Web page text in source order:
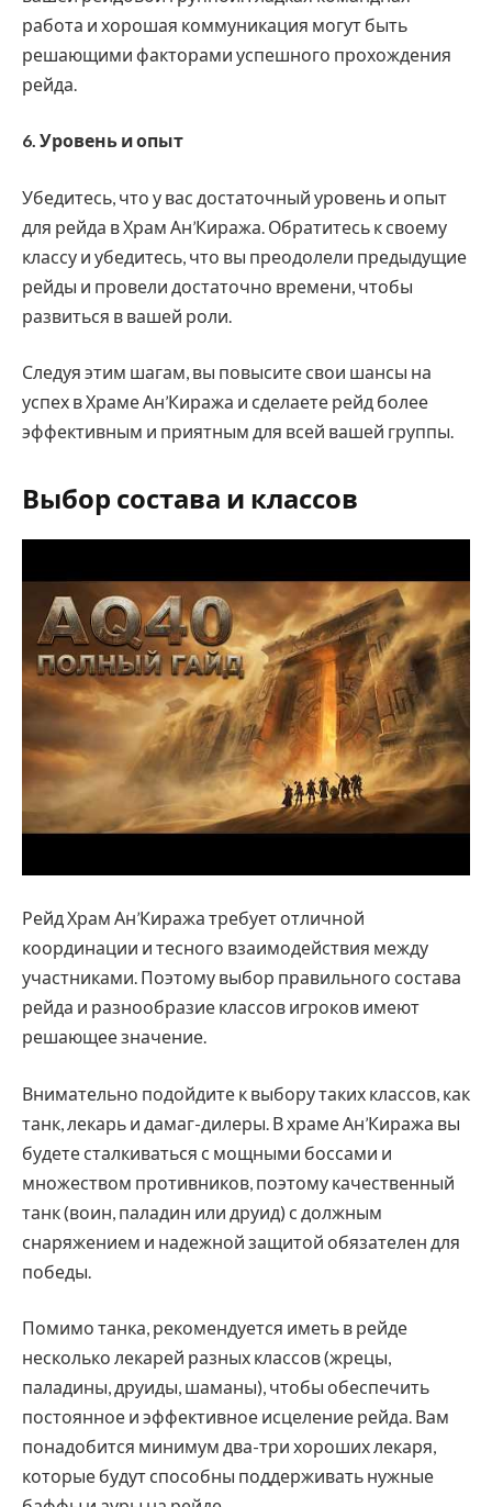
работа и хорошая коммуникация могут быть
решающими факторами успешного прохождения
рейда.
6. Уровень и опыт
Убедитесь, что у вас достаточный уровень и опыт
для рейда в Храм Ан’Киража. Обратитесь к своему
классу и убедитесь, что вы преодолели предыдущие
рейды и провели достаточно времени, чтобы
развиться в вашей роли.
Следуя этим шагам, вы повысите свои шансы на
успех в Храме Ан’Киража и сделаете рейд более
эффективным и приятным для всей вашей группы.
Выбор состава и классов
Рейд Храм Ан’Киража требует отличной
координации и тесного взаимодействия между
участниками. Поэтому выбор правильного состава
рейда и разнообразие классов игроков имеют
решающее значение.
Внимательно подойдите к выбору таких классов, как
танк, лекарь и дамаг-дилеры. В храме Ан’Киража вы
будете сталкиваться с мощными боссами и
множеством противников, поэтому качественный
танк (воин, паладин или друид) с должным
снаряжением и надежной защитой обязателен для
победы.
Помимо танка, рекомендуется иметь в рейде
несколько лекарей разных классов (жрецы,
паладины, друиды, шаманы), чтобы обеспечить
постоянное и эффективное исцеление рейда. Вам
понадобится минимум два-три хороших лекаря,
которые будут способны поддерживать нужные